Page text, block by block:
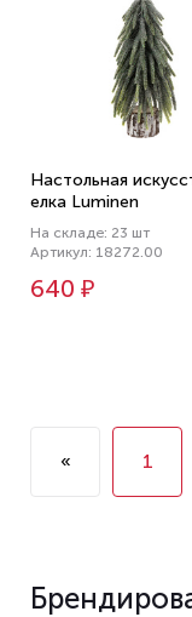
Настольная
елка Luminen
На складе: 23 шт
Артикул: 18272.00
640 ₽
« 1